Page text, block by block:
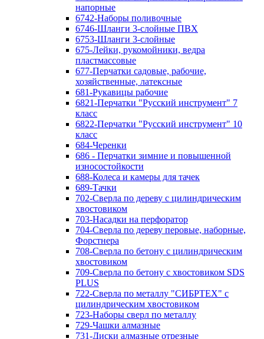
напорные
6742-Наборы поливочные
6746-Шланги 3-слойные ПВХ
6753-Шланги 3-слойные
675-Лейки, рукомойники, ведра
пластмассовые
677-Перчатки садовые, рабочие,
хозяйственные, латексные
681-Рукавицы рабочие
6821-Перчатки "Русский инструмент" 7
класс
6822-Перчатки "Русский инструмент" 10
класс
684-Черенки
686 - Перчатки зимние и повышенной
износостойкости
688-Колеса и камеры для тачек
689-Тачки
702-Сверла по дереву с цилиндрическим
хвостовиком
703-Насадки на перфоратор
704-Сверла по дереву перовые, наборные,
Форстнера
708-Сверла по бетону с цилиндрическим
хвостовиком
709-Сверла по бетону с хвостовиком SDS
PLUS
722-Сверла по металлу "СИБРТЕХ" с
цилиндрическим хвостовиком
723-Наборы сверл по металлу
729-Чашки алмазные
731-Диски алмазные отрезные